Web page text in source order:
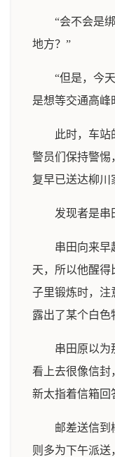
“会不会是
地方？”
“但是，今
是想等交通高峰
此时，车站
警员们保持警惕
复早已送达柳川
发现者是串
串田向来早
天，所以他醒得
子里锻炼时，注
露出了某个白色
串田原以为
看上去很像信封
新太指着信箱回
邮差送信到
则多为下午派送